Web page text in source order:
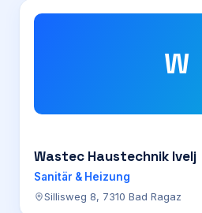
W
Wastec Haustechnik Ivelj
Sanitär & Heizung
Sillisweg 8, 7310 Bad Ragaz